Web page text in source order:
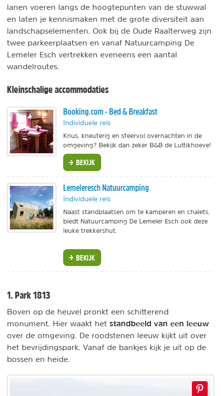
lanen voeren langs de hoogtepunten van de stuwwal
en laten je kennismaken met de grote diversiteit aan
landschapselementen. Ook bij de Oude Raalterweg zijn
twee parkeerplaatsen en vanaf Natuurcamping De
Lemeler Esch vertrekken eveneens een aantal
wandelroutes.
Kleinschalige accommodaties
Booking.com - Bed & Breakfast
Individuele reis
Knus, kneuterig en sfeervol overnachten in de
omgeving? Bekijk dan zeker B&B de Luttikhoeve!
BEKIJK
Lemeleresch Natuurcamping
Individuele reis
Naast standplaatsen om te kamperen en chalets,
biedt Natuurcamping De Lemeler Esch ook deze
leuke trekkershut.
BEKIJK
1. Park 1813
Boven op de heuvel pronkt een schitterend
monument. Hier waakt het standbeeld van een leeuw
over de omgeving. De roodstenen leeuw kijkt uit over
het bevrijdingspark. Vanaf de bankjes kijk je uit op de
bossen en heide.